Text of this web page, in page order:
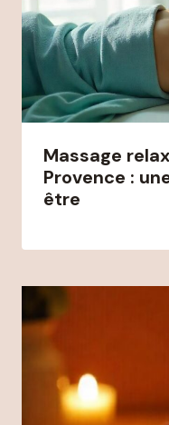
Massage
Provence :
être